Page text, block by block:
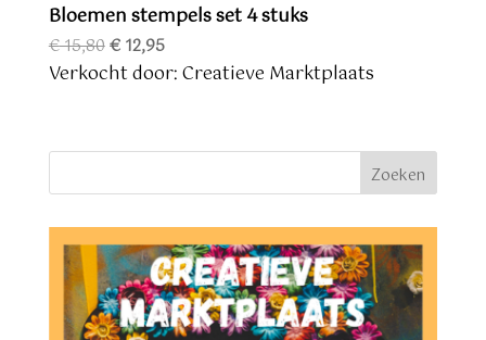
Bloemen stempels set 4 stuks
€15,80Oorspronkelijke
prijs
€12,95Huidige
prijs
Verkocht door: Creatieve Marktplaats
Zoeken